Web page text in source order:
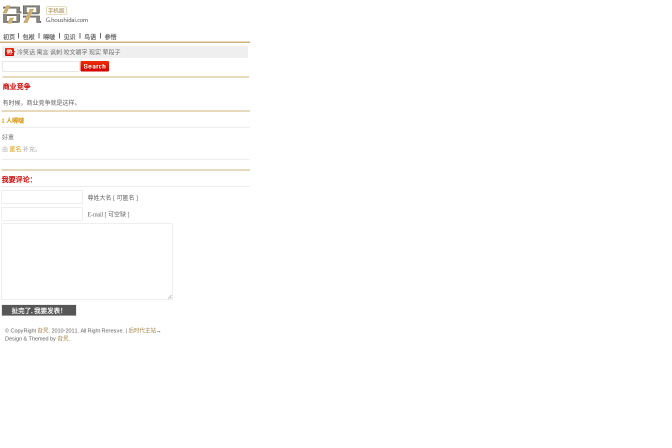
初页 包袱 嘚啵 见识 鸟语 参悟
冷笑话 寓言 讽刺 咬文嚼字 现实 荤段子
商业竞争
有时候，商业竞争就是这样。
1 人嘚啵
好重
由 匿名 补充。
我要评论：
尊姓大名 [ 可匿名 ]
E-mail [ 可空缺 ]
© CopyRight 旮旯 . 2010-2011. All Right Reresve. | 后时代主站→
Design & Themed by 旮旯